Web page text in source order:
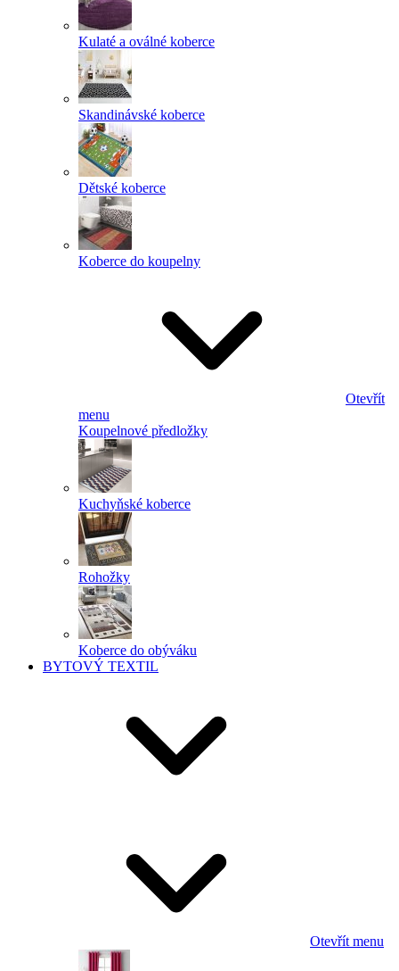
Kulaté a oválné koberce
Skandinávské koberce
Dětské koberce
Koberce do koupelny
Otevřít
menu
Koupelnové předložky
Kuchyňské koberce
Rohožky
Koberce do obýváku
BYTOVÝ TEXTIL
Otevřít menu